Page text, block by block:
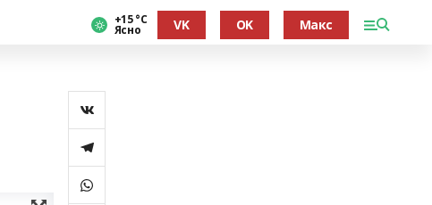
+15 °С
Ясно VK OK Макс